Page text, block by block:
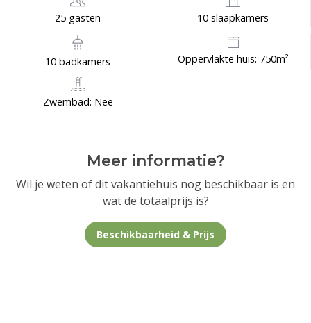
25 gasten 10 slaapkamers
10 badkamers Oppervlakte huis: 750m²
Zwembad: Nee
Meer informatie?
Wil je weten of dit vakantiehuis nog beschikbaar is en
wat de totaalprijs is?
Beschikbaarheid & Prijs